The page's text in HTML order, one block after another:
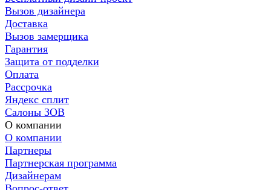
Вызов дизайнера
Доставка
Вызов замерщика
Гарантия
Защита от подделки
Оплата
Рассрочка
Яндекс сплит
Салоны ЗОВ
О компании
О компании
Партнеры
Партнерская программа
Дизайнерам